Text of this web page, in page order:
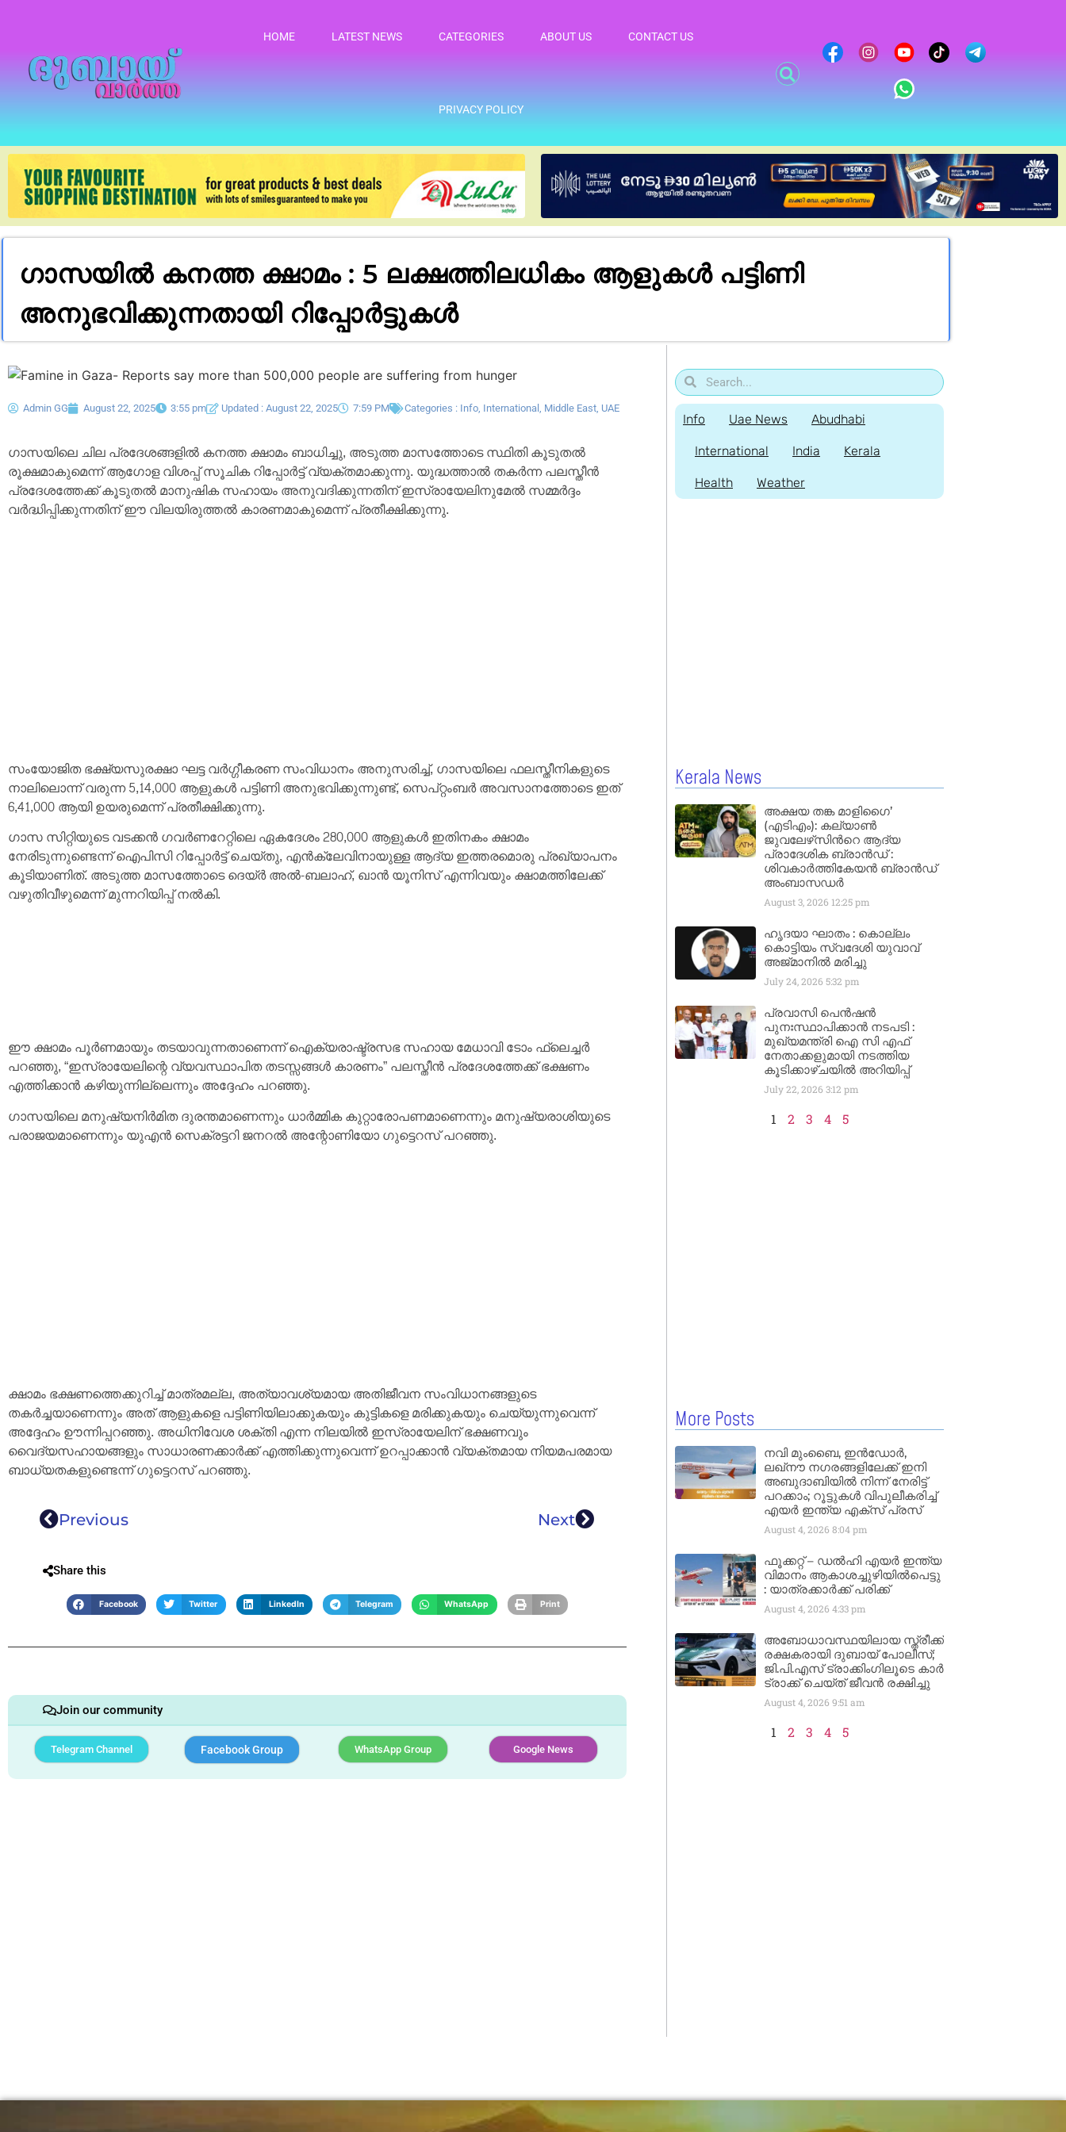
HOME LATEST NEWS CATEGORIES ABOUT US CONTACT US
PRIVACY POLICY
ഗാസയിൽ കനത്ത ക്ഷാമം : 5 ലക്ഷത്തിലധികം ആളുകൾ പട്ടിണി
അനുഭവിക്കുന്നതായി റിപ്പോർട്ടുകൾ
Admin GG August 22, 2025 3:55 pm Updated : August 22, 2025 7:59 PM Categories : Info, International , Middle East, UAE
ഗാസയിലെ ചില പ്രദേശങ്ങളിൽ കനത്ത ക്ഷാമം ബാധിച്ചു, അടുത്ത മാസത്തോടെ സ്ഥിതി കൂടുതൽ
രൂക്ഷമാകുമെന്ന് ആഗോള വിശപ്പ് സൂചിക റിപ്പോർട്ട് വ്യക്തമാക്കുന്നു. യുദ്ധത്താൽ തകർന്ന പലസ്തീൻ
പ്രദേശത്തേക്ക് കൂടുതൽ മാനുഷിക സഹായം അനുവദിക്കുന്നതിന് ഇസ്രായേലിനുമേൽ സമ്മർദ്ദം
വർദ്ധിപ്പിക്കുന്നതിന് ഈ വിലയിരുത്തൽ കാരണമാകുമെന്ന് പ്രതീക്ഷിക്കുന്നു.
സംയോജിത ഭക്ഷ്യസുരക്ഷാ ഘട്ട വർഗ്ഗീകരണ സംവിധാനം അനുസരിച്ച്, ഗാസയിലെ ഫലസ്തീനികളുടെ
നാലിലൊന്ന് വരുന്ന 5,14,000 ആളുകൾ പട്ടിണി അനുഭവിക്കുന്നുണ്ട്, സെപ്റ്റംബർ അവസാനത്തോടെ ഇത്
6,41,000 ആയി ഉയരുമെന്ന് പ്രതീക്ഷിക്കുന്നു.
ഗാസ സിറ്റിയുടെ വടക്കൻ ഗവർണറേറ്റിലെ ഏകദേശം 280,000 ആളുകൾ ഇതിനകം ക്ഷാമം
നേരിടുന്നുണ്ടെന്ന് ഐപിസി റിപ്പോർട്ട് ചെയ്തു, എൻക്ലേവിനായുള്ള ആദ്യ ഇത്തരമൊരു പ്രഖ്യാപനം
കൂടിയാണിത്. അടുത്ത മാസത്തോടെ ദെയ്ർ അൽ-ബലാഹ്, ഖാൻ യൂനിസ് എന്നിവയും ക്ഷാമത്തിലേക്ക്
വഴുതിവീഴുമെന്ന് മുന്നറിയിപ്പ് നൽകി.
ഈ ക്ഷാമം പൂർണമായും തടയാവുന്നതാണെന്ന് ഐക്യരാഷ്ട്രസഭ സഹായ മേധാവി ടോം ഫ്ലെച്ചർ
പറഞ്ഞു, “ഇസ്രായേലിന്റെ വ്യവസ്ഥാപിത തടസ്സങ്ങൾ കാരണം” പലസ്തീൻ പ്രദേശത്തേക്ക് ഭക്ഷണം
എത്തിക്കാൻ കഴിയുന്നില്ലെന്നും അദ്ദേഹം പറഞ്ഞു.
ഗാസയിലെ മനുഷ്യനിർമിത ദുരന്തമാണെന്നും ധാർമ്മിക കുറ്റാരോപണമാണെന്നും മനുഷ്യരാശിയുടെ
പരാജയമാണെന്നും യുഎൻ സെക്രട്ടറി ജനറൽ അന്റോണിയോ ഗുട്ടെറസ് പറഞ്ഞു.
ക്ഷാമം ഭക്ഷണത്തെക്കുറിച്ച് മാത്രമല്ല, അത്യാവശ്യമായ അതിജീവന സംവിധാനങ്ങളുടെ
തകർച്ചയാണെന്നും അത് ആളുകളെ പട്ടിണിയിലാക്കുകയും കുട്ടികളെ മരിക്കുകയും ചെയ്യുന്നുവെന്ന്
അദ്ദേഹം ഊന്നിപ്പറഞ്ഞു. അധിനിവേശ ശക്തി എന്ന നിലയിൽ ഇസ്രായേലിന് ഭക്ഷണവും
വൈദ്യസഹായങ്ങളും സാധാരണക്കാർക്ക് എത്തിക്കുന്നുവെന്ന് ഉറപ്പാക്കാൻ വ്യക്തമായ നിയമപരമായ
ബാധ്യതകളുണ്ടെന്ന് ഗുട്ടെറസ് പറഞ്ഞു.
Previous Next
Share this
Facebook Twitter LinkedIn Telegram WhatsApp Print
Join our community
Telegram Channel Facebook Group WhatsApp Group Google News
Info Uae News Abudhabi
International India Kerala
Health Weather
Kerala News
അക്ഷയ തങ്ക മാളിഗൈ’
(എടിഎം): കല്യാണ്‍
ജുവലേഴ്‌സിന്‍റെ ആദ്യ
പ്രാദേശിക ബ്രാന്‍ഡ് :
ശിവകാര്‍ത്തികേയന്‍ ബ്രാന്‍ഡ്
അംബാസഡര്‍
August 3, 2026 12:25 pm
ഹൃദയാ ഘാതം : കൊല്ലം
കൊട്ടിയം സ്വദേശി യുവാവ്
അജ്മാനിൽ മരിച്ചു
July 24, 2026 5:32 pm
പ്രവാസി പെൻഷൻ
പുനഃസ്ഥാപിക്കാൻ നടപടി :
മുഖ്യമന്ത്രി ഐ സി എഫ്
നേതാക്കളുമായി നടത്തിയ
കൂടിക്കാഴ്ചയിൽ അറിയിപ്പ്
July 22, 2026 3:12 pm
1 2 3 4 5
More Posts
നവി മുംബൈ, ഇൻഡോർ,
ലഖ്നൗ നഗരങ്ങളിലേക്ക് ഇനി
അബുദാബിയിൽ നിന്ന് നേരിട്ട്
പറക്കാം; റൂട്ടുകൾ വിപുലീകരിച്ച്
എയർ ഇന്ത്യ എക്സ് പ്രസ്
August 4, 2026 8:04 pm
ഫൂക്കറ്റ് – ഡൽഹി എയര്‍ ഇന്ത്യ
വിമാനം ആകാശച്ചുഴിയില്‍പെട്ടു
: യാത്രക്കാര്‍ക്ക് പരിക്ക്
August 4, 2026 4:33 pm
അബോധാവസ്ഥയിലായ സ്ത്രീക്ക്
രക്ഷകരായി ദുബായ് പോലീസ്;
ജി.പി.എസ് ട്രാക്കിംഗിലൂടെ കാർ
ട്രാക്ക് ചെയ്ത് ജീവൻ രക്ഷിച്ചു
August 4, 2026 9:51 am
1 2 3 4 5